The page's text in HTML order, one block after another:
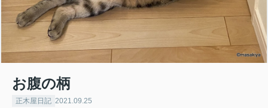
お腹の柄
正木屋日記 2021.09.25